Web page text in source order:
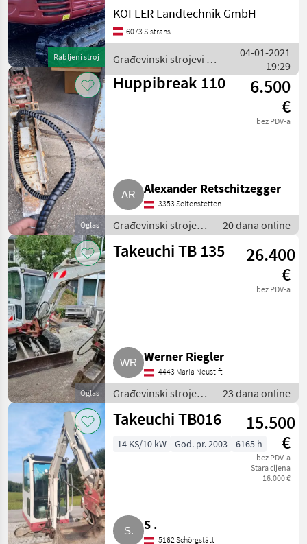
Rabljeni stroj
Steuerkreis, Klimaanlage,
LED Beleuchtung,
Löffelpaket. Građevinski
KOFLER Landtechnik GmbH
6073 Sistrans
Građevinski strojevi /
Takeuchi
04-01-2021
19:29
Oglas
Huppibreak 110
6.500
€
bez PDV-a
Alexander Retschitzegger
3353 Seitenstetten
Građevinski strojevi
/ Bageri gusjeničari
20 dana online
Oglas
Takeuchi TB 135
26.400
€
bez PDV-a
Werner Riegler
4443 Maria Neustift
Građevinski strojevi
/ Bageri gusjeničari
23 dana online
Takeuchi TB016
15.500
€
bez PDV-a
Stara cijena
16.000 €
14 KS/10 kW God. pr. 2003 6165 h
S .
5162 Schörgstätt